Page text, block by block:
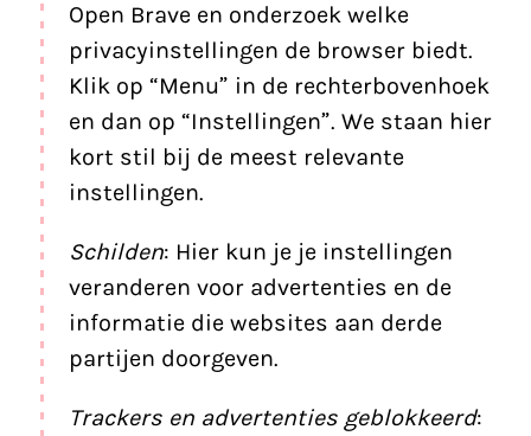
Open Brave en onderzoek welke
privacyinstellingen de browser biedt.
Klik op “Menu” in de rechterbovenhoek
en dan op “Instellingen”. We staan hier
kort stil bij de meest relevante
instellingen.
Schilden: Hier kun je je instellingen
veranderen voor advertenties en de
informatie die websites aan derde
partijen doorgeven.
Trackers en advertenties geblokkeerd: